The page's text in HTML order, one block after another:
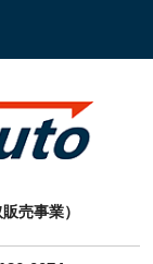
売事業）